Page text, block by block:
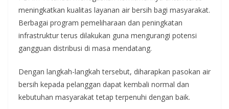
meningkatkan kualitas layanan air bersih bagi masyarakat.
Berbagai program pemeliharaan dan peningkatan
infrastruktur terus dilakukan guna mengurangi potensi
gangguan distribusi di masa mendatang.
Dengan langkah-langkah tersebut, diharapkan pasokan air
bersih kepada pelanggan dapat kembali normal dan
kebutuhan masyarakat tetap terpenuhi dengan baik.